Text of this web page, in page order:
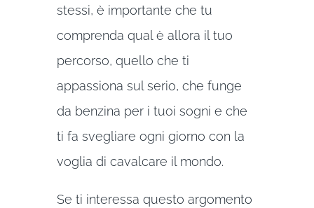
stessi, è importante che tu
comprenda qual è allora il tuo
percorso, quello che ti
appassiona sul serio, che funge
da benzina per i tuoi sogni e che
ti fa svegliare ogni giorno con la
voglia di cavalcare il mondo.
Se ti interessa questo argomento